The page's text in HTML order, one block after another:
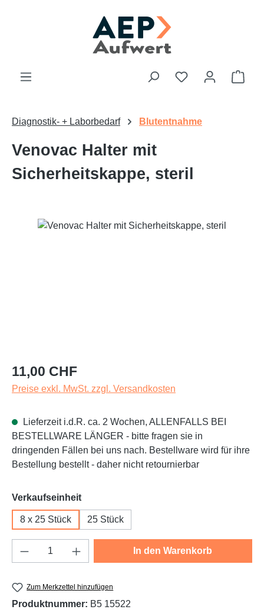
Du hast 0
Diagnostik- + Laborbedarf Blutentnahme
Venovac Halter mit
Sicherheitskappe, steril
Bildergalerie überspringen
Regulärer Preis:
11,00 CHF
Preise exkl. MwSt. zzgl. Versandkosten
Lieferzeit i.d.R. ca. 2 Wochen, ALLENFALLS BEI
BESTELLWARE LÄNGER - bitte fragen sie in
dringenden Fällen bei uns nach. Bestellware wird für ihre
Bestellung bestellt - daher nicht retournierbar
Verkaufseinheitauswählen
8 x 25 Stück 25 Stück
Produkt Anzahl: Gib den gewünschten
In den Warenkorb
Zum Merkzettel hinzufügen
Produktnummer: B5 15522